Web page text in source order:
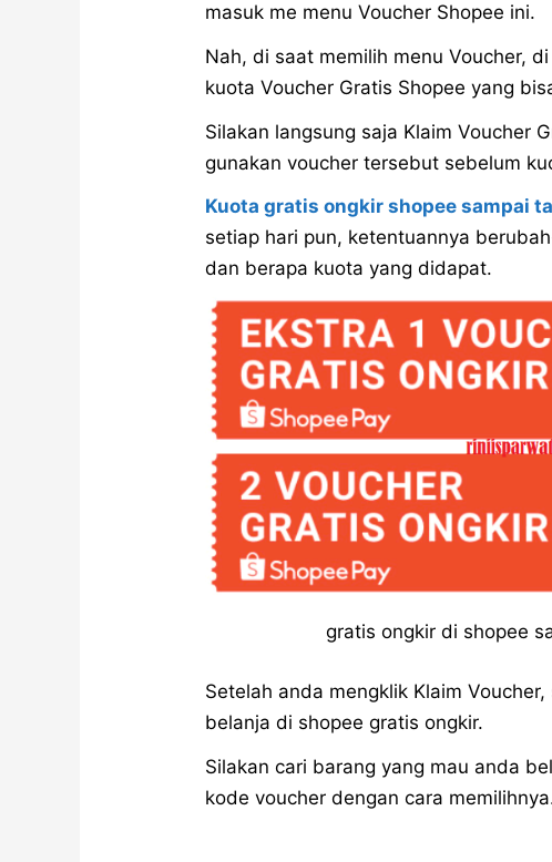
masuk me menu Voucher Shopee ini.
Nah, di saat memilih menu Voucher,
kuota Voucher Gratis Shopee yang
Silakan langsung saja Klaim Voucher
gunakan voucher tersebut sebelum
Kuota gratis ongkir shopee sampai
setiap hari pun, ketentuannya
dan berapa kuota yang didapat.
gratis ongkir di shopee
Setelah anda mengklik Klaim
belanja di shopee gratis ongkir.
Silakan cari barang yang mau anda
kode voucher dengan cara